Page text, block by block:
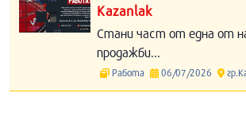
Kazanlak
Стани част от една от
продажби...
Работа 06/07/2026